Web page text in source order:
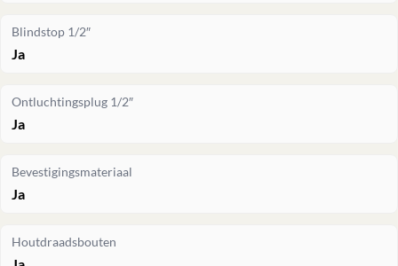
Blindstop 1/2″
Ja
Ontluchtingsplug 1/2″
Ja
Bevestigingsmateriaal
Ja
Houtdraadsbouten